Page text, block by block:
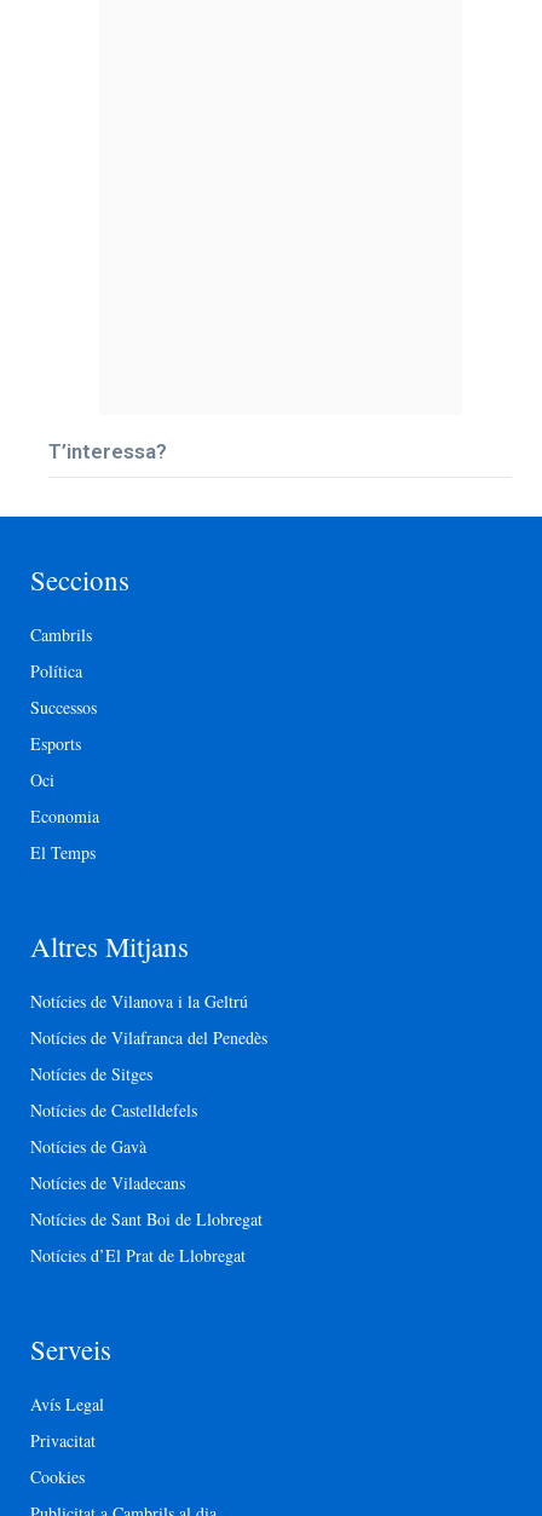
T’interessa?
Seccions
Cambrils
Política
Successos
Esports
Oci
Economia
El Temps
Altres Mitjans
Notícies de Vilanova i la Geltrú
Notícies de Vilafranca del Penedès
Notícies de Sitges
Notícies de Castelldefels
Notícies de Gavà
Notícies de Viladecans
Notícies de Sant Boi de Llobregat
Notícies d’El Prat de Llobregat
Serveis
Avís Legal
Privacitat
Cookies